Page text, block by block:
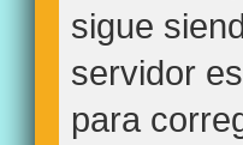
sigue
servidor
para